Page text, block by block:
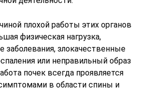
плохой работы этих органов
физическая нагрузка,
заболевания, злокачественные
или неправильный образ
почек всегда проявляется
в области спины и